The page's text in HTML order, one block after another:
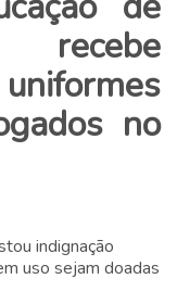
recebe
no
indignação
uso sejam doadas